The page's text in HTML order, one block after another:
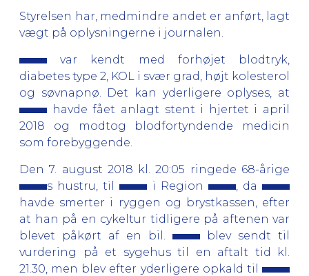
Styrelsen har, medmindre andet er anført, lagt
vægt på oplysningerne i journalen.
var kendt med forhøjet blodtryk,
diabetes type 2, KOL i svær grad, højt kolesterol
og søvnapnø. Det kan yderligere oplyses, at
havde fået anlagt stent i hjertet i april
2018 og modtog blodfortyndende medicin
som forebyggende.
Den 7. august 2018 kl. 20:05 ringede 68-årige
s hustru, til
i Region
, da
havde smerter i ryggen og brystkassen, efter
at han på en cykeltur tidligere på aftenen var
blevet påkørt af en bil.
blev sendt til
vurdering på et sygehus til en aftalt tid kl.
21.30, men blev efter yderligere opkald til